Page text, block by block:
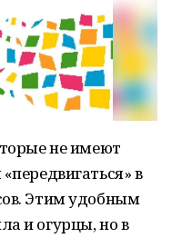
не имеют
в
Этим удобным
и огурцы, но в